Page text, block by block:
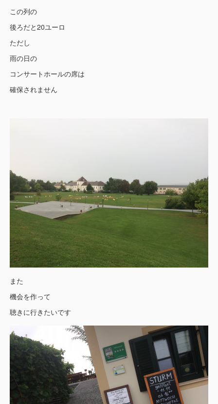
この列の
後ろだと20ユーロ
ただし
雨の日の
コンサートホールの席は
確保されません
また
機会を作って
聴きに行きたいです